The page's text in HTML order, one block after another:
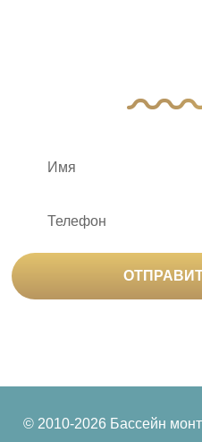
© 2010-2026 Бассейн